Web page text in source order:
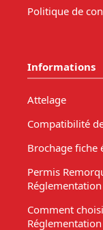
Politique de
Informations
Attelage
Compatibilité
Brochage fiche
Permis
Réglementation
Comment
Réglementation